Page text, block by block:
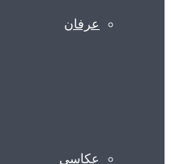
عرفان
عکاسی